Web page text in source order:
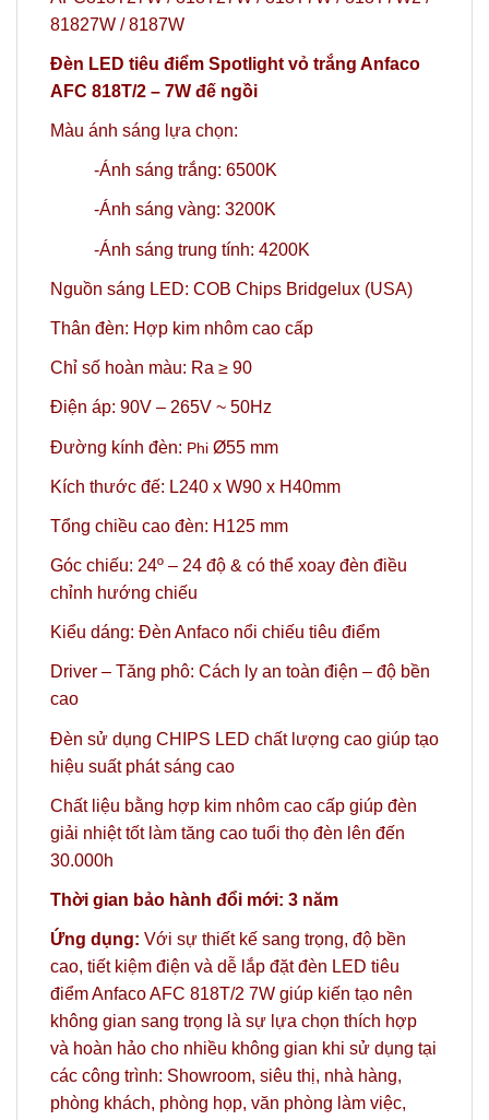
81827W / 8187W
Đèn LED tiêu điểm Spotlight vỏ trắng Anfaco
AFC 818T/2 – 7W đế ngồi
Màu ánh sáng lựa chọn:
-Ánh sáng trắng: 6500K
-Ánh sáng vàng: 3200K
-Ánh sáng trung tính: 4200K
Nguồn sáng LED: COB Chips Bridgelux (USA)
Thân đèn: Hợp kim nhôm cao cấp
Chỉ số hoàn màu: Ra ≥ 90
Điện áp: 90V – 265V ~ 50Hz
Đường kính đèn: Phi Ø55 mm
Kích thước đế: L240 x W90 x H40mm
Tổng chiều cao đèn: H125 mm
Góc chiếu: 24º – 24 độ & có thể xoay đèn điều
chỉnh hướng chiếu
Kiểu dáng: Đèn Anfaco nổi chiếu tiêu điểm
Driver – Tăng phô: Cách ly an toàn điện – độ bền
cao
Đèn sử dụng CHIPS LED chất lượng cao giúp tạo
hiệu suất phát sáng cao
Chất liệu bằng hợp kim nhôm cao cấp giúp đèn
giải nhiệt tốt làm tăng cao tuổi thọ đèn lên đến
30.000h
Thời gian bảo hành đổi mới: 3 năm
Ứng dụng: Với sự thiết kế sang trọng, độ bền
cao, tiết kiệm điện và dễ lắp đặt đèn LED tiêu
điểm Anfaco AFC 818T/2 7W giúp kiến tạo nên
không gian sang trọng là sự lựa chọn thích hợp
và hoàn hảo cho nhiều không gian khi sử dụng tại
các công trình: Showroom, siêu thị, nhà hàng,
phòng khách, phòng họp, văn phòng làm việc,